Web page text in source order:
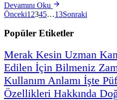
Devamını Oku
Önceki1 2345…13Sonraki
Popüler Etiketler
Merak Kesin Uzman
Edilen İçin Bilmeniz
Kullanım Anlamı İşte
Özellikleri Hakkında